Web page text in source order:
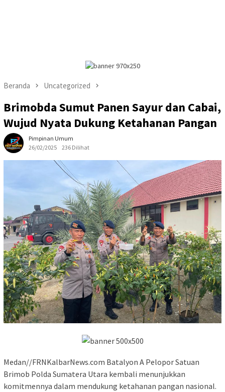
Beranda Uncategorized
Brimobda Sumut Panen Sayur dan Cabai,
Wujud Nyata Dukung Ketahanan Pangan
Pimpinan Umum
26/02/2025
236 Dilihat
Medan//FRNKalbarNews.com Batalyon A Pelopor Satuan
Brimob Polda Sumatera Utara kembali menunjukkan
komitmennya dalam mendukung ketahanan pangan nasional.